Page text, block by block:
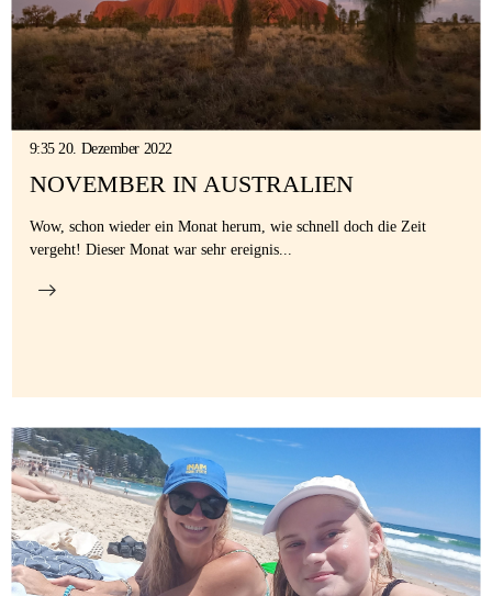
9:35 20. Dezember 2022
NOVEMBER IN AUSTRALIEN
Wow, schon wieder ein Monat herum, wie schnell doch die Zeit
vergeht! Dieser Monat war sehr ereignis...